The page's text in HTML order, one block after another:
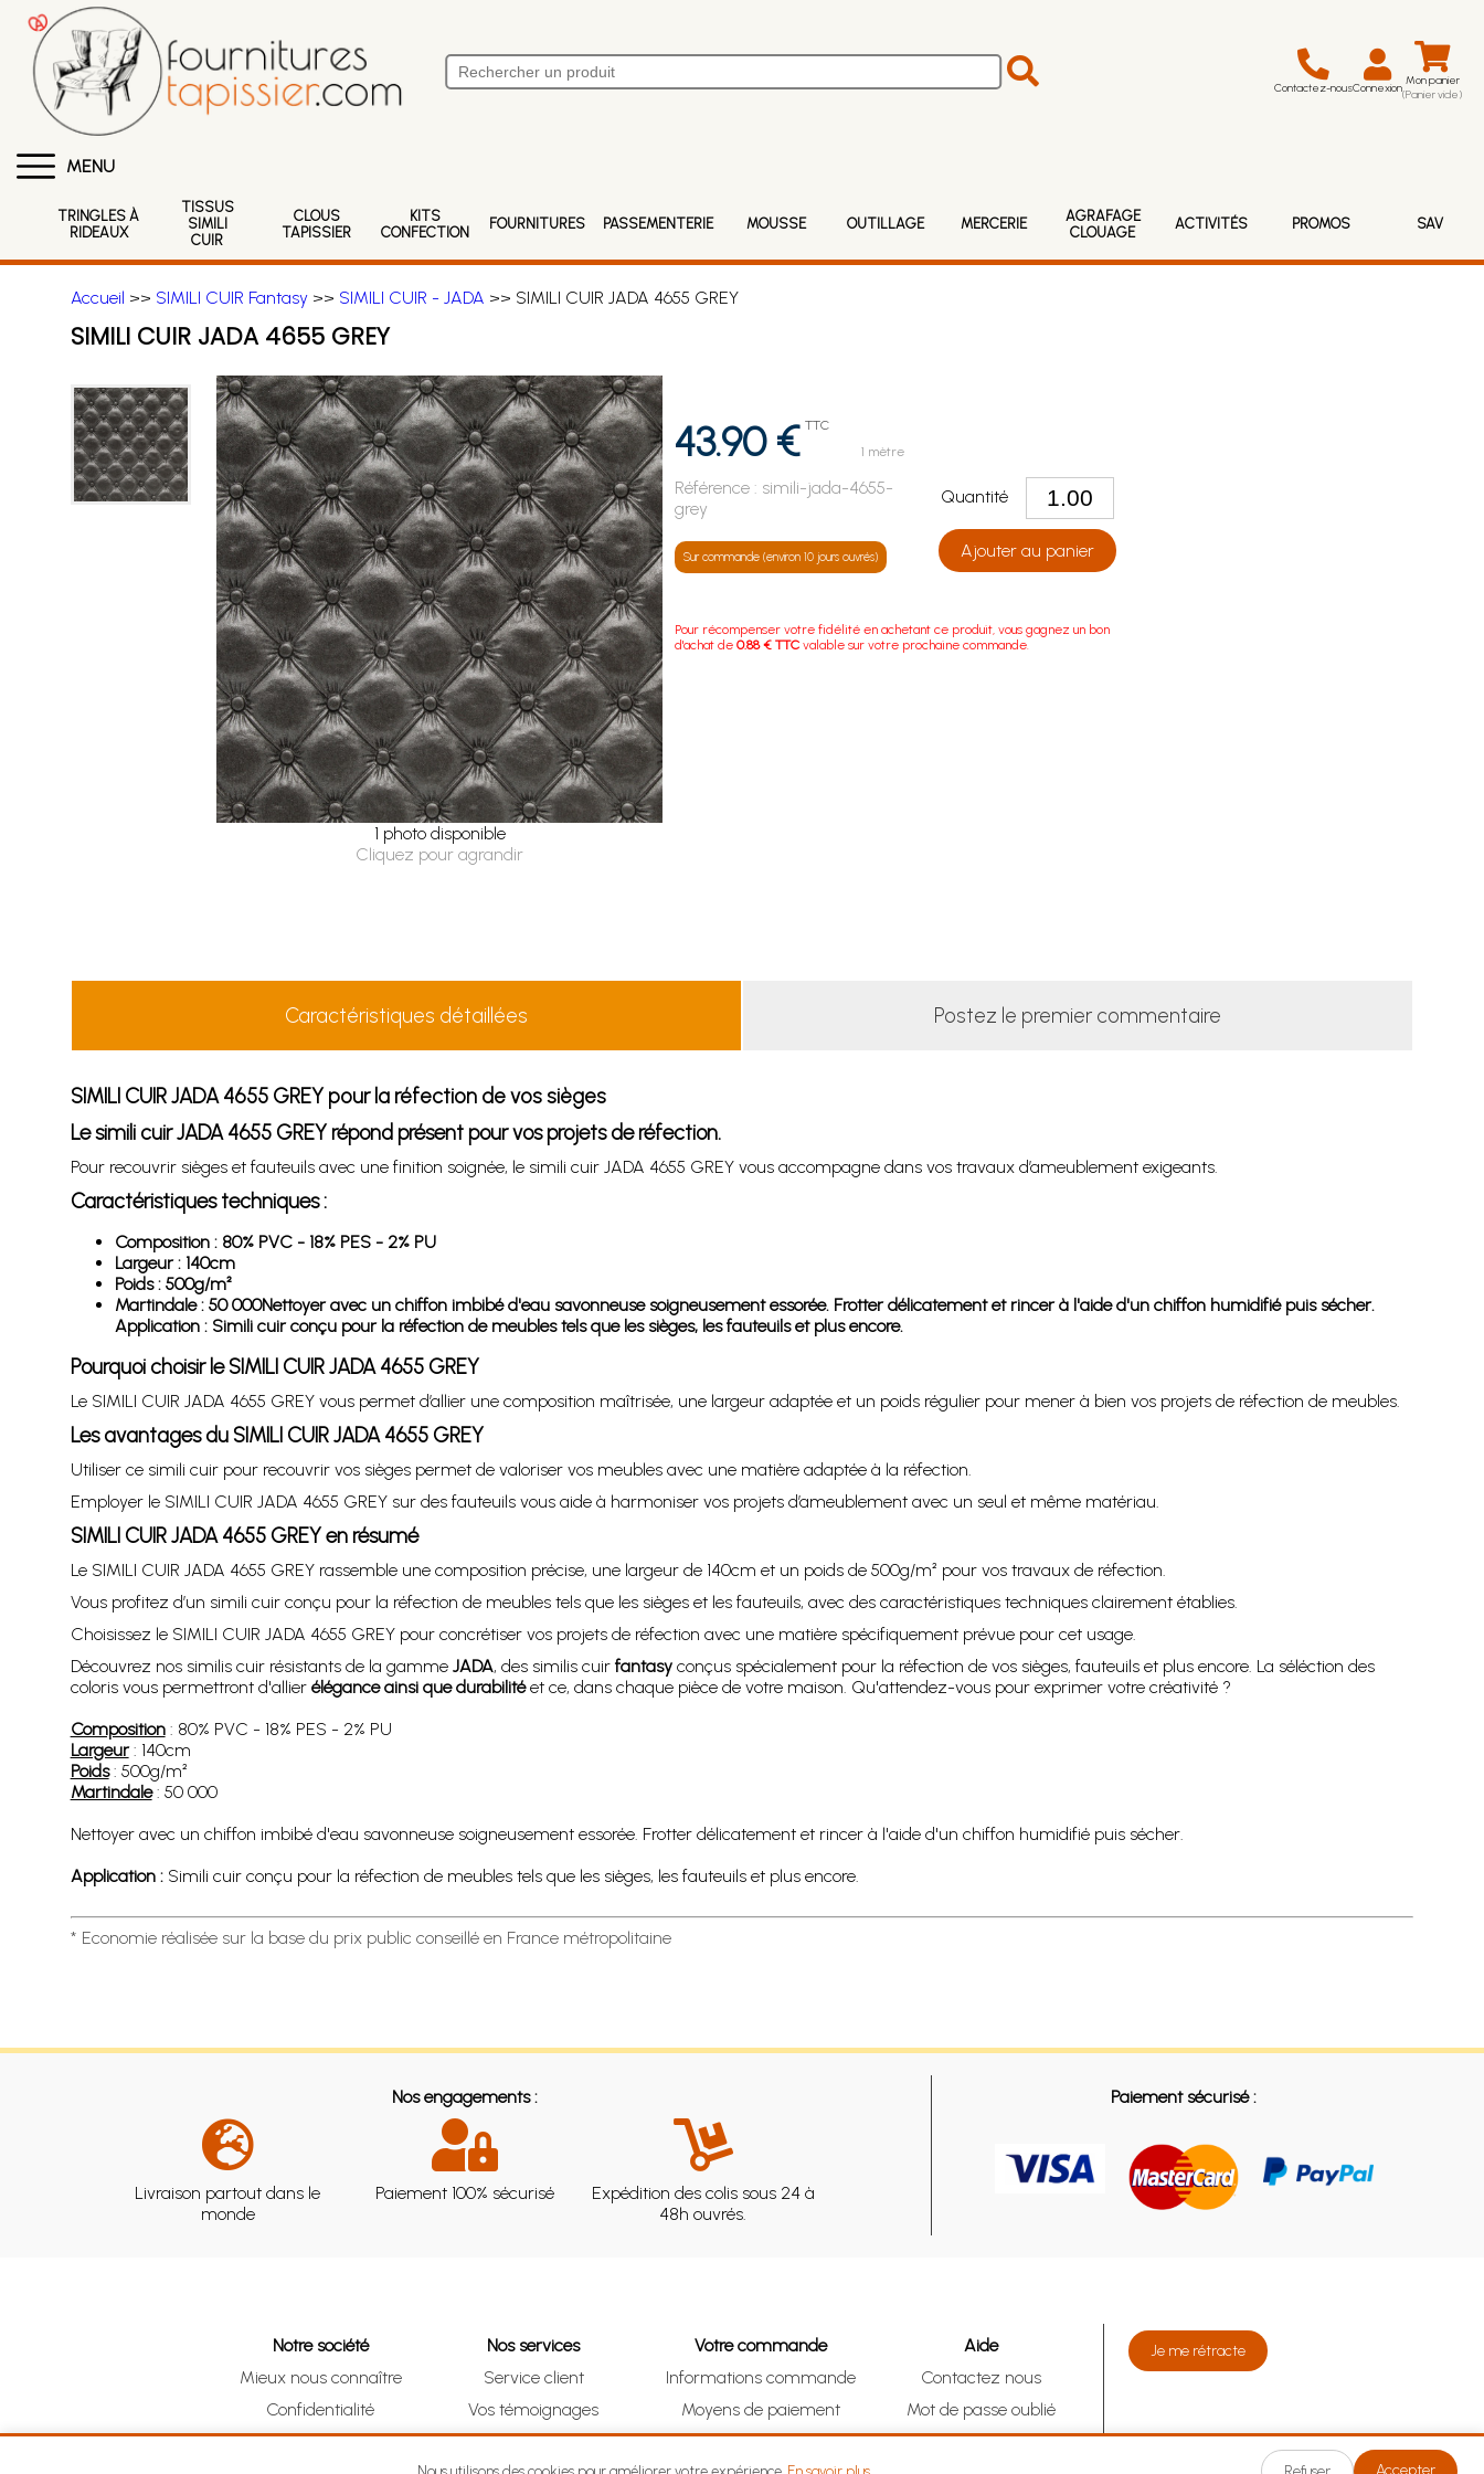
Contactez-nousConnexion Mon panier
(Panier vide)
MENU
TRINGLES À
RIDEAUX
TISSUS
SIMILI
CUIR
CLOUS
TAPISSIER
KITS
CONFECTION
FOURNITURES PASSEMENTERIE MOUSSE OUTILLAGE MERCERIE
AGRAFAGE
CLOUAGE
ACTIVITÉS PROMOS SAV
Accueil >> SIMILI CUIR Fantasy>> SIMILI CUIR - JADA >> SIMILI CUIR JADA 4655 GREY
SIMILI CUIR JADA 4655 GREY
1 photo disponible
Cliquez pour agrandir
43.90 € TTC
1 mètre
Référence : simili-jada-4655-
grey
Sur commande (environ 10 jours ouvrés)
Quantité
Ajouter au panier
Pour récompenser votre fidélité en achetant ce produit, vous gagnez un bon
d'achat de0.88 € TTC valable sur votre prochaine commande.
Caractéristiques détaillées Postez le premier commentaire
SIMILI CUIR JADA 4655 GREY pour la réfection de vos sièges
Le simili cuir JADA 4655 GREY répond présent pour vos projets de réfection.
Pour recouvrir sièges et fauteuils avec une finition soignée, le simili cuir JADA 4655 GREY vous accompagne dans vos travaux d’ameublement exigeants.
Caractéristiques techniques :
Composition : 80% PVC - 18% PES - 2% PU
Largeur : 140cm
Poids : 500g/m²
Martindale : 50 000Nettoyer avec un chiffon imbibé d'eau savonneuse soigneusement essorée. Frotter délicatement et rincer à l'aide d'un chiffon humidifié puis sécher.
Application : Simili cuir conçu pour la réfection de meubles tels que les sièges, les fauteuils et plus encore.
Pourquoi choisir le SIMILI CUIR JADA 4655 GREY
Le SIMILI CUIR JADA 4655 GREY vous permet d’allier une composition maîtrisée, une largeur adaptée et un poids régulier pour mener à bien vos projets de réfection de meubles.
Les avantages du SIMILI CUIR JADA 4655 GREY
Utiliser ce simili cuir pour recouvrir vos sièges permet de valoriser vos meubles avec une matière adaptée à la réfection.
Employer le SIMILI CUIR JADA 4655 GREY sur des fauteuils vous aide à harmoniser vos projets d’ameublement avec un seul et même matériau.
SIMILI CUIR JADA 4655 GREY en résumé
Le SIMILI CUIR JADA 4655 GREY rassemble une composition précise, une largeur de 140cm et un poids de 500g/m² pour vos travaux de réfection.
Vous profitez d’un simili cuir conçu pour la réfection de meubles tels que les sièges et les fauteuils, avec des caractéristiques techniques clairement établies.
Choisissez le SIMILI CUIR JADA 4655 GREY pour concrétiser vos projets de réfection avec une matière spécifiquement prévue pour cet usage.
Découvrez nos similis cuir résistants de la gamme JADA, des similis cuir fantasyconçus spécialement pour la réfection de vos sièges, fauteuils et plus encore. La séléction des
coloris vous permettront d'allier élégance ainsi que durabilitéet ce, dans chaque pièce de votre maison. Qu'attendez-vous pour exprimer votre créativité ?
Composition: 80% PVC - 18% PES - 2% PU
Largeur: 140cm
Poids: 500g/m²
Martindale: 50 000
Nettoyer avec un chiffon imbibé d'eau savonneuse soigneusement essorée. Frotter délicatement et rincer à l'aide d'un chiffon humidifié puis sécher.
Application :Simili cuir conçu pour la réfection de meubles tels que les sièges, les fauteuils et plus encore.
* Economie réalisée sur la base du prix public conseillé en France métropolitaine
Nos engagements :
Livraison partout dans le
monde
Paiement 100% sécurisé
Expédition des colis sous 24 à
48h ouvrés.
Paiement sécurisé :
Notre société
Mieux nous connaître
Confidentialité
CGV
Nos services
Service client
Vos témoignages
Clic & Collect (DRIVE)
Votre commande
Informations commande
Moyens de paiement
Suivre vos achats
Aide
Contactez nous
Mot de passe oublié
Je me rétracte
Je me rétracte
Accepter